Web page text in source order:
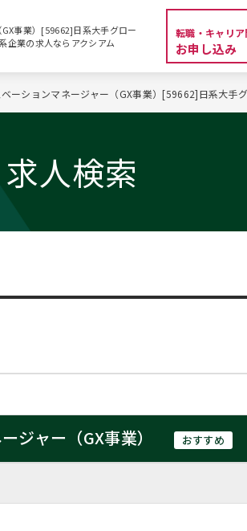
事業）[59662]日系大手グロー
業の求人ならアクシアム
転職・キャリ
お申し込み
ーションマネージャー（GX事業）[59662]日系大
求人検索
ャー（GX事業） おすすめ